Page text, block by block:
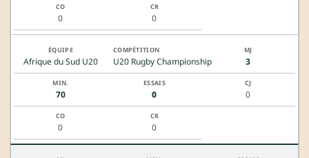
0 0
Afrique du Sud U20 U20 Rugby Championship 3
70 0 0
0 0